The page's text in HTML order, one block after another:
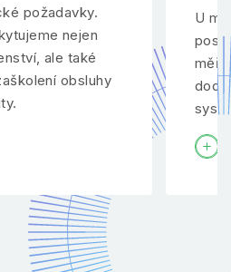
požadavky.
nejen
ale také
obsluhy
U